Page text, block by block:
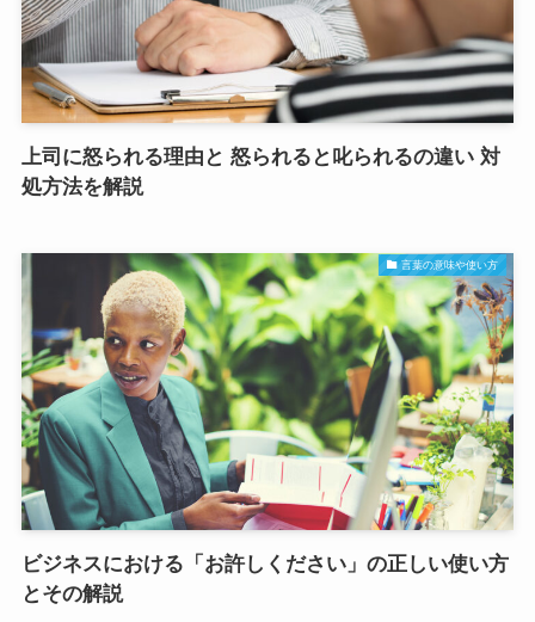
上司に怒られる理由と 怒られると叱られるの違い 対
処方法を解説
言葉の意味や使い方
ビジネスにおける「お許しください」の正しい使い方
とその解説